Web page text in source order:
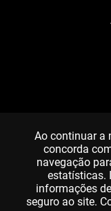
Ao continuar a
concorda
navegação
estatísticas.
informações
seguro ao site.